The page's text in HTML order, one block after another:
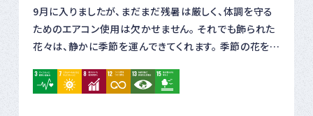
9月に入りましたが、まだまだ残暑は厳しく、体調を守る
ためのエアコン使用は欠かせません。 それでも飾られた
花々は、静かに季節を運んできてくれます。 季節の花を楽
は、私たちに「必要なものを、必要なだけ」というシンプル